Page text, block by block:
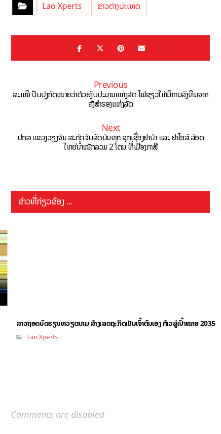
Lao Xperts ຂ່າວຕ່າງປະເທດ
Previous
ສະເໜີ ປັບປຸງກົດໝາຍວ່າດ້ວຍງົບປະມານແຫ່ງລັດ ໄຟຂຽວໃຫ້ມີການລົງທຶນຈາກ
ຄັງສຳຮອງແຫ່ງລັດ
Next
ປກສ ແຂວງວຽງຈັນ ສະກັດຈັບລົດບັນທຸກ ຊຸກເຊື່ອງຢາບ້າ ແລະ ຢາໄອສ໌ ລັອດ
ໃຫຍ່ນ້ຳໜັກລວມ 2 ໂຕນ ທີ່ເມືອງກາສີ
ຂ່າວທີ່ກ່ຽວຂ້ອງ ...
ລາວຖອດບົດຮຽນຫວຽດນາມ ສ້າງເສດຖະກິດເປັນເຈົ້າຕົນເອງ ກ້າວສູ່ເປົ້າໝາຍ 2035
Lao Xperts
Comments are disabled